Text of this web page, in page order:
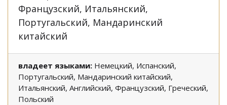
Французский, Итальянский,
Португальский, Мандаринский
китайский
владеет языками: Немецкий, Испанский,
Португальский, Мандаринский китайский,
Итальянский, Английский, Французский, Греческий,
Польский